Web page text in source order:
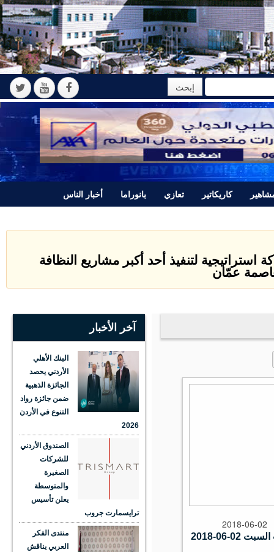
كاريكاتير تعازي بانوراما أخبار الناس
لتنفيذ أحد أكبر مشاريع النظافة
عمّان
2018-06-02
06-2018
آخر الأخبار
البنك الأهلي
الأردني يحصد
الجائزة الذهبية
ضمن جائزة رواد
التنوع في الأردن
2026
الصندوق الأردني
للشركات
الصغيرة
والمتوسطة
يعلن تأسيس
ترايسمارت جروب
منتدى الفكر
العربي يناقش